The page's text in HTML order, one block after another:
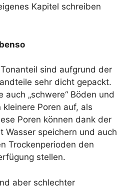
Kapitel schreiben
sind aufgrund der
sehr dicht gepackt.
auch „schwere“ Böden und
Poren auf, als
Poren können dank der
Wasser speichern und auch
Trockenperioden den
stellen.
aber schlechter